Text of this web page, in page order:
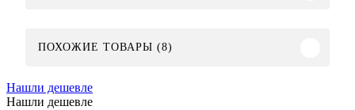
ПОХОЖИЕ ТОВАРЫ (8)
Нашли дешевле
Нашли дешевле